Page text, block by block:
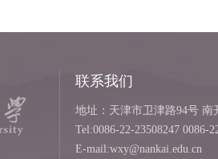
联系我们
地址：天津市卫津路94号 南
Tel:0086-22-23508247 0086-
E-mail:wxy@nankai.edu.cn